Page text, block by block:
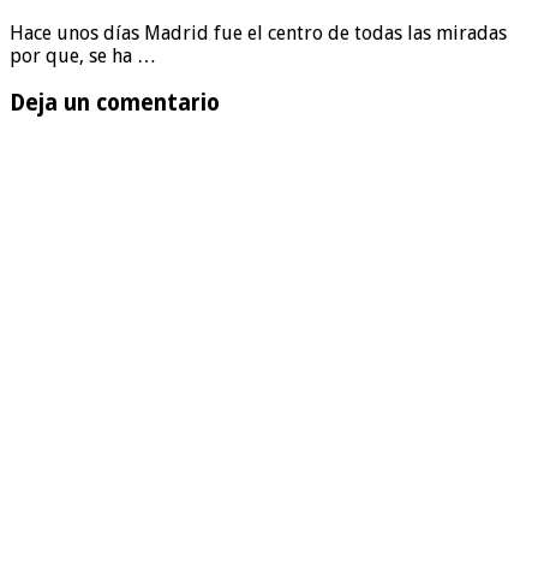
Hace unos días Madrid fue el centro de todas las miradas
por que, se ha …
Deja un comentario